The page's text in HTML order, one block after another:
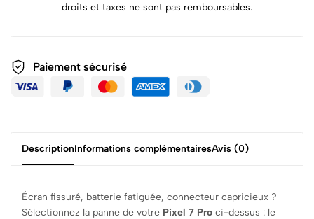
droits et taxes ne sont pas remboursables.
Paiement sécurisé
DescriptionInformations complémentairesAvis (0)
Écran fissuré, batterie fatiguée, connecteur capricieux ?
Sélectionnez la panne de votre Pixel 7 Pro ci-dessus : le